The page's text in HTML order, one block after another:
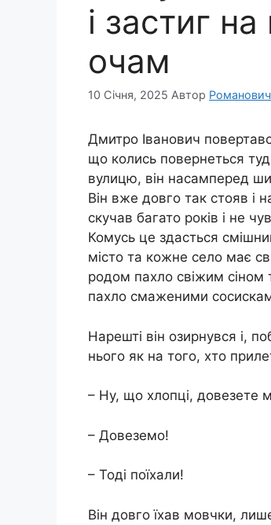
і застиг
очам
10 Січня, 2025 Автор Романович
Дмитро Іванович
що колись повернеться
вулицю, він насамперед
Він вже довго так стояв і
скучав багато років і не
Комусь це здасться
місто та кожне село має
родом пахло свіжим сіном
пахло смаженими
Нарешті він озирнувся і,
нього як на того, хто
– Ну, що хлопці, довезете
– Довеземо!
– Тоді поїхали!
Він довго їхав мовчки,